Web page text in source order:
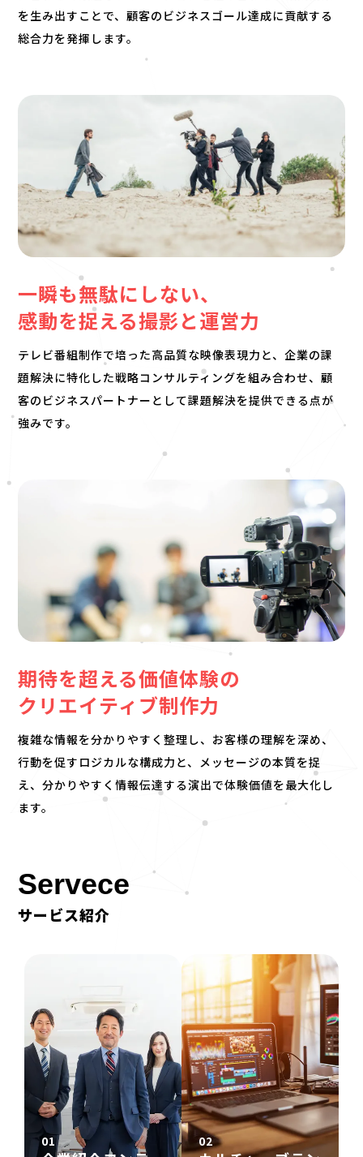
を生み出すことで、顧客のビジネスゴール達成に貢献する
総合力を発揮します。
一瞬も無駄にしない、
感動を捉える撮影と運営力
テレビ番組制作で培った高品質な映像表現力と、企業の課
題解決に特化した戦略コンサルティングを組み合わせ、顧
客のビジネスパートナーとして課題解決を提供できる点が
強みです。
期待を超える価値体験の
クリエイティブ制作力
複雑な情報を分かりやすく整理し、お客様の理解を深め、
行動を促すロジカルな構成力と、メッセージの本質を捉
え、分かりやすく情報伝達する演出で体験価値を最大化し
ます。
Servece
サービス紹介
01 02